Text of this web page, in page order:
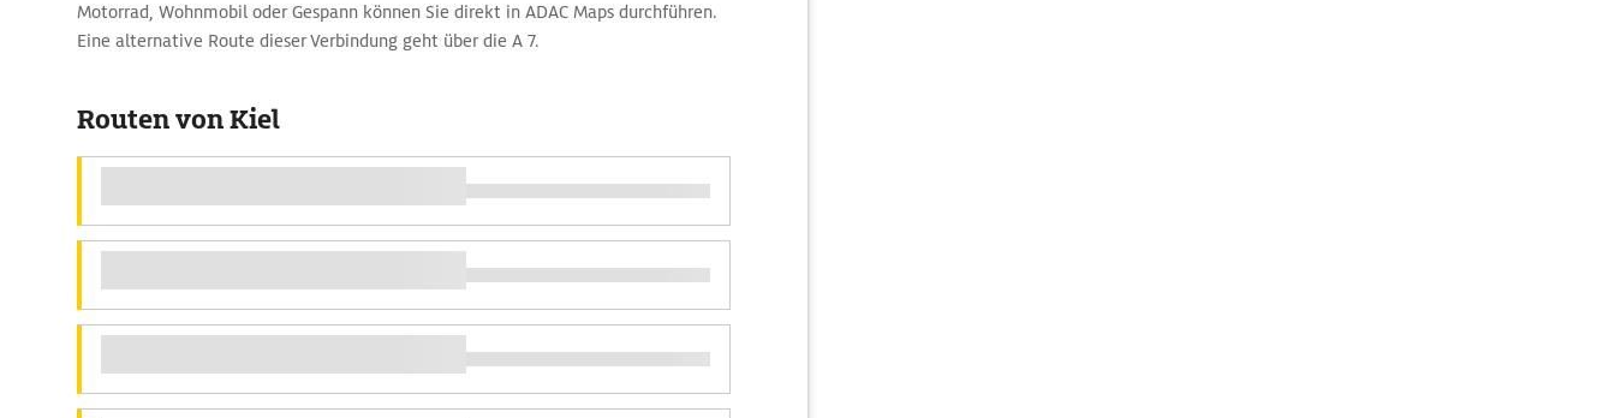
Motorrad, Wohnmobil oder Gespann können Sie direkt in ADAC Maps durchführen.
Eine alternative Route dieser Verbindung geht über die A 7.
Routen von Kiel